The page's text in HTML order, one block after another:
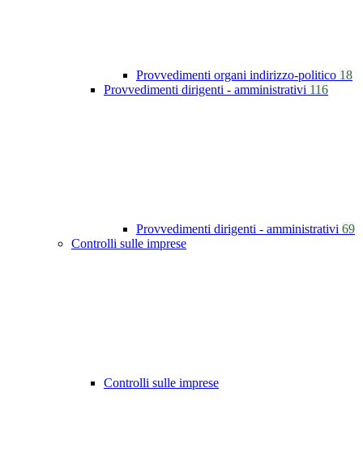
Provvedimenti organi indirizzo-politico 18
Provvedimenti dirigenti - amministrativi 116
Provvedimenti dirigenti - amministrativi 69
Controlli sulle imprese
Controlli sulle imprese